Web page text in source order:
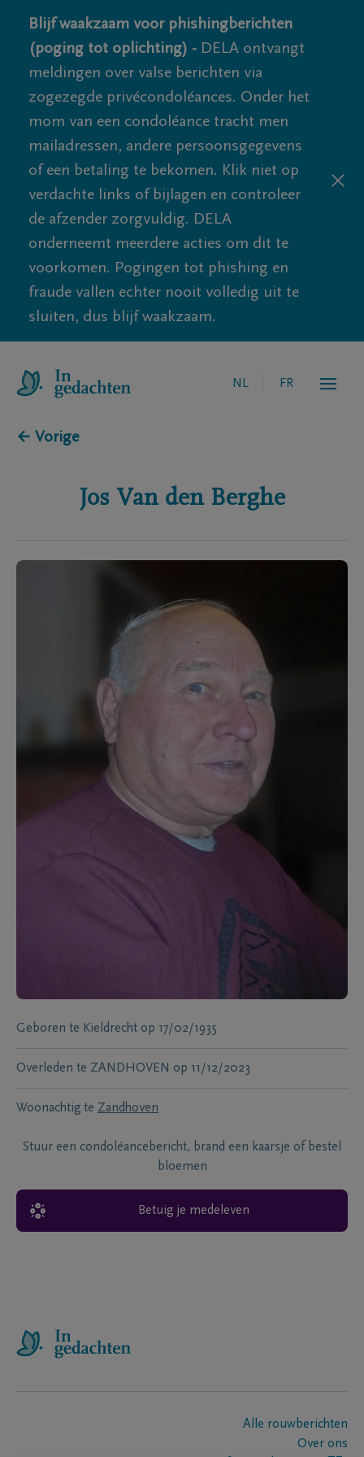
Blijf waakzaam voor phishingberichten
(poging tot oplichting) - DELA ontvangt
meldingen over valse berichten via
zogezegde privécondoléances. Onder het
mom van een condoléance tracht men
mailadressen, andere persoonsgegevens
of een betaling te bekomen. Klik niet op
verdachte links of bijlagen en controleer
de afzender zorgvuldig. DELA
onderneemt meerdere acties om dit te
voorkomen. Pogingen tot phishing en
fraude vallen echter nooit volledig uit te
sluiten, dus blijf waakzaam.
NL FR
← Vorige
Jos Van den Berghe
Geboren te Kieldrecht op 17/02/1935
Overleden te ZANDHOVEN op 11/12/2023
Woonachtig te Zandhoven
Stuur een condoléancebericht, brand een kaarsje of bestel
bloemen
Betuig je medeleven
Alle rouwberichten
Over ons